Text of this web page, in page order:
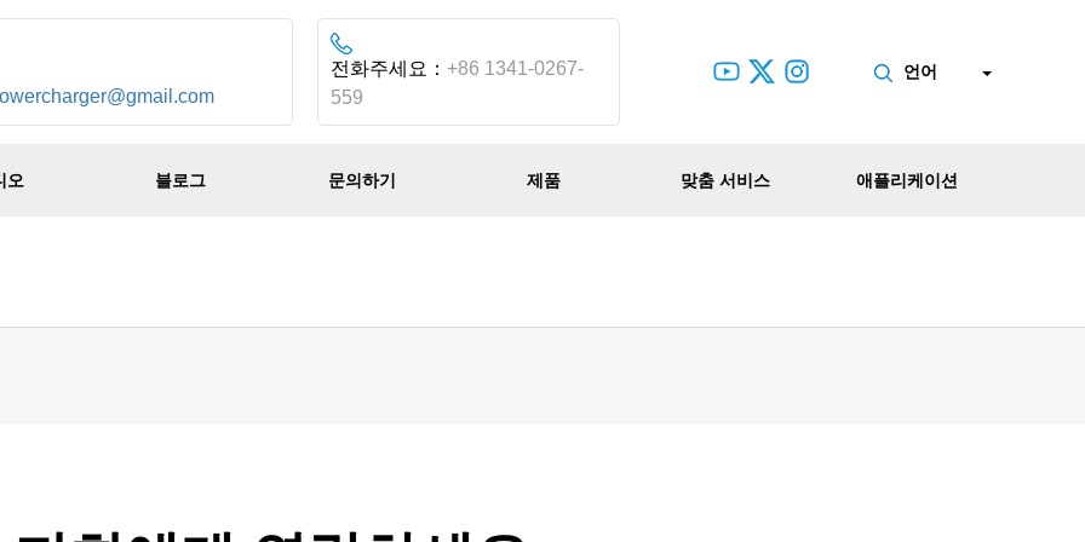
전화주세요： +86 1341-0267-
559
언어
오 블로그 문의하기 제품 맞춤 서비스 애플리케이션